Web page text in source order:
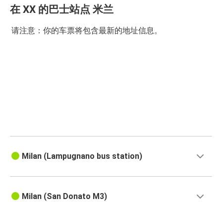
在 XX 的巴士站点 米兰
请注意：你的车票将包含最新的地址信息。
Milan (Lampugnano bus station)
Milan (San Donato M3)